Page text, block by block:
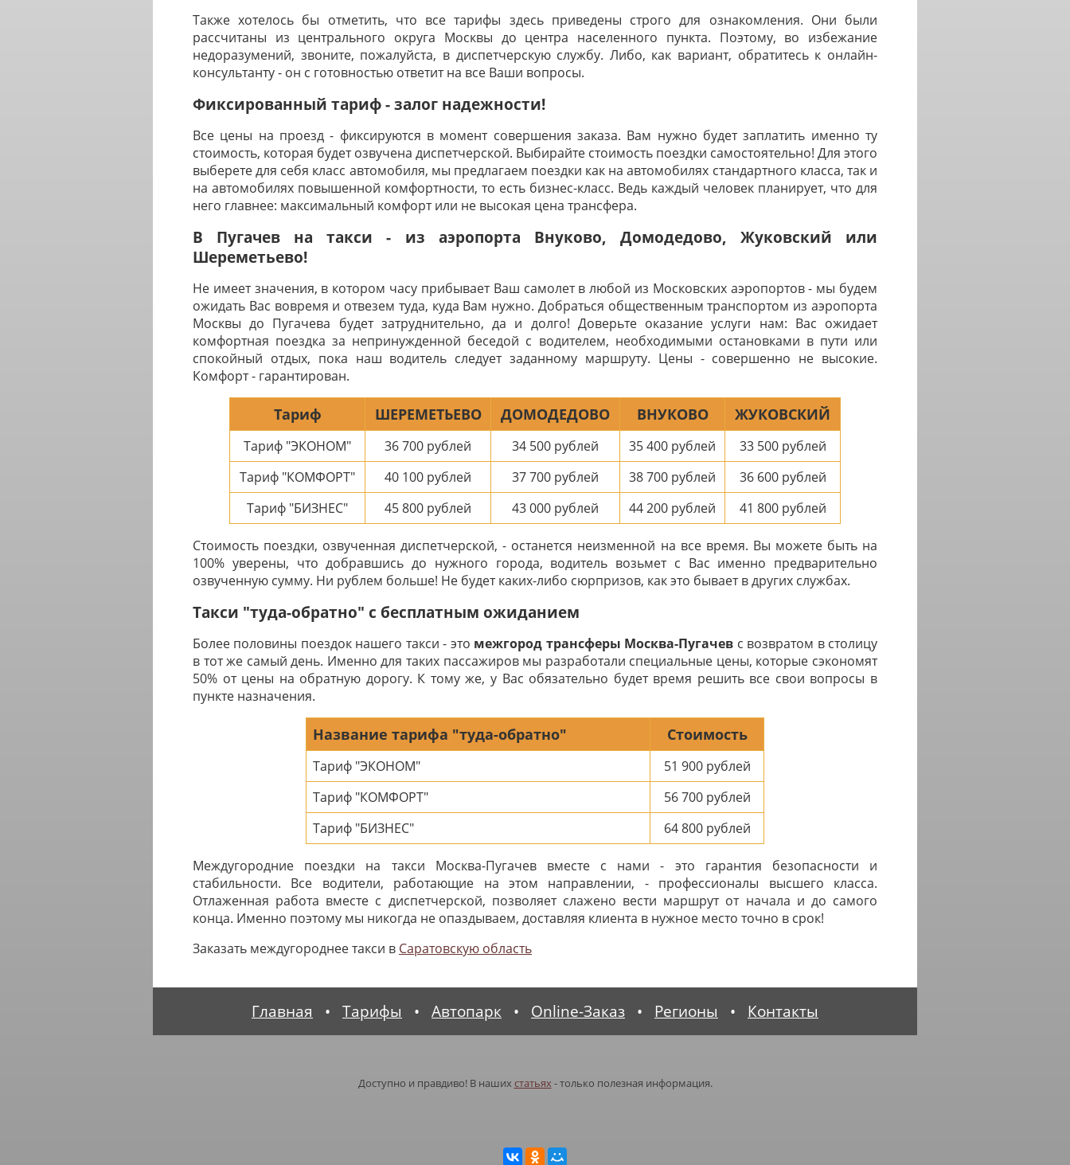
Также хотелось бы отметить, что все тарифы здесь приведены строго для ознакомления. Они были
рассчитаны из центрального округа Москвы до центра населенного пункта. Поэтому, во избежание
недоразумений, звоните, пожалуйста, в диспетчерскую службу. Либо, как вариант, обратитесь к онлайн-
консультанту - он с готовностью ответит на все Ваши вопросы.
Фиксированный тариф - залог надежности!
Все цены на проезд - фиксируются в момент совершения заказа. Вам нужно будет заплатить именно ту
стоимость, которая будет озвучена диспетчерской. Выбирайте стоимость поездки самостоятельно! Для этого
выберете для себя класс автомобиля, мы предлагаем поездки как на автомобилях стандартного класса, так и
на автомобилях повышенной комфортности, то есть бизнес-класс. Ведь каждый человек планирует, что для
него главнее: максимальный комфорт или не высокая цена трансфера.
В Пугачев на такси - из аэропорта Внуково, Домодедово, Жуковский или
Шереметьево!
Не имеет значения, в котором часу прибывает Ваш самолет в любой из Московских аэропортов - мы будем
ожидать Вас вовремя и отвезем туда, куда Вам нужно. Добраться общественным транспортом из аэропорта
Москвы до Пугачева будет затруднительно, да и долго! Доверьте оказание услуги нам: Вас ожидает
комфортная поездка за непринужденной беседой с водителем, необходимыми остановками в пути или
спокойный отдых, пока наш водитель следует заданному маршруту. Цены - совершенно не высокие.
Комфорт - гарантирован.
Тариф ШЕРЕМЕТЬЕВО ДОМОДЕДОВО ВНУКОВО ЖУКОВСКИЙ
Тариф "ЭКОНОМ" 36 700 рублей 34 500 рублей 35 400 рублей 33 500рублей
Тариф "КОМФОРТ"
40 100 рублей 37 700 рублей 38 700 рублей 36 600рублей
Тариф "БИЗНЕС"
45 800 рублей 43 000 рублей 44 200 рублей 41 800рублей
Стоимость поездки, озвученная диспетчерской, - останется неизменной на все время. Вы можете быть на
100% уверены, что добравшись до нужного города, водитель возьмет с Вас именно предварительно
озвученную сумму. Ни рублем больше! Не будет каких-либо сюрпризов, как это бывает в других службах.
Такси "туда-обратно" с бесплатным ожиданием
Более половины поездок нашего такси - это межгород трансферы Москва-Пугачев с возвратом в столицу
в тот же самый день. Именно для таких пассажиров мы разработали специальные цены, которые сэкономят
50% от цены на обратную дорогу. К тому же, у Вас обязательно будет время решить все свои вопросы в
пункте назначения.
Название тарифа "туда-обратно" Стоимость
Тариф "ЭКОНОМ" 51 900рублей
Тариф "КОМФОРТ"
56 700рублей
Тариф "БИЗНЕС"
64 800рублей
Междугородние поездки на такси Москва-Пугачев вместе с нами - это гарантия безопасности и
стабильности. Все водители, работающие на этом направлении, - профессионалы высшего класса.
Отлаженная работа вместе с диспетчерской, позволяет слажено вести маршрут от начала и до самого
конца. Именно поэтому мы никогда не опаздываем, доставляя клиента в нужное место точно в срок!
Заказать междугороднее такси в Саратовскую область
Главная • Тарифы • Автопарк • Online-Заказ • Регионы • Контакты
Доступно и правдиво! В наших статьях - только полезная информация.